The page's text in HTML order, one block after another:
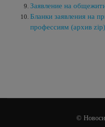
Заявление на
Бланки заявления на
профессиям (архив zip)
©